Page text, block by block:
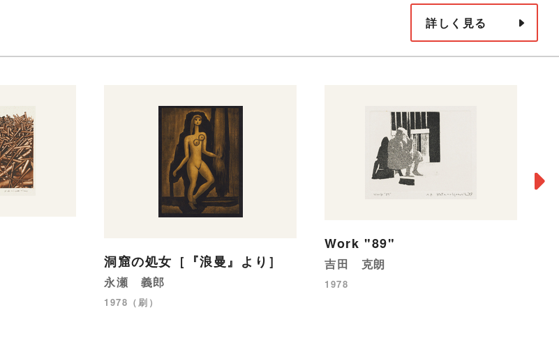
詳しく見る
洞窟の処女［『浪曼』より］
永瀬 義郎
1978（刷）
Work "89"
吉田 克朗
1978